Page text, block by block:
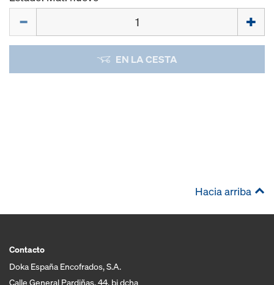
EN LA CESTA
Hacia arriba
Contacto
Doka España Encofrados, S.A.
Calle General Pardiñas, 44, bj dcha